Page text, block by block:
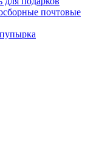
почтовые